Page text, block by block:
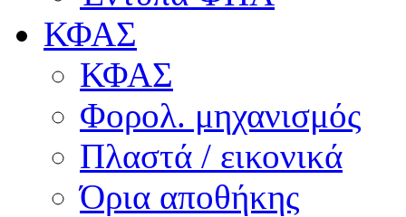
ΚΦΑΣ
ΚΦΑΣ
Φορολ. μηχανισμός
Πλαστά / εικονικά
Όρια αποθήκης